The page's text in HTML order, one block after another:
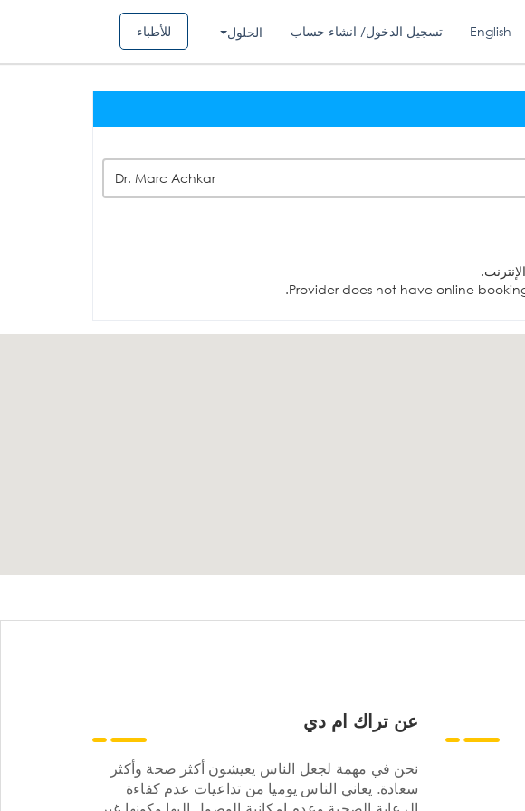
للأطباء الحلول تسجيل الدخول/ انشاء حساب English
Dr. Marc Achkar
Provider does not have online
عن تراك ام دي
نحن في مهمة لجعل الناس يعيشون أكثر صحة وأكثر
سعادة. يعاني الناس يوميا من تداعيات عدم كفاءة